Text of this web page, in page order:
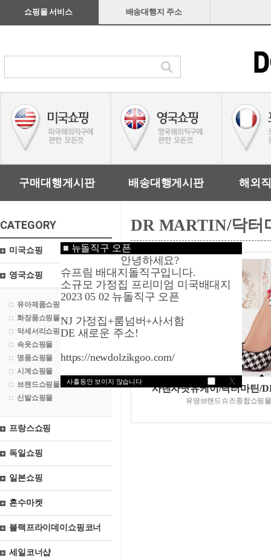
■ 뉴돌직구 오픈
안녕하세요?
슈프림 배대지돌직구입니다.
소규모 가정집 프리미엄 미국배대지
2023 05 02 뉴돌직구 오픈
NJ 가정집+룸넘버+사서함
DE 새로운 주소!
https://newdolzikgoo.com/
사흘동안 보이지 않습니다 X
쇼핑몰 서비스 배송대행지 주소
구매대행게시판 배송대행게시판 해외
CATEGORY
미국쇼핑
영국쇼핑
유아제품쇼핑몰
화장품쇼핑몰
악세서리쇼핑몰
속옷쇼핑몰
명품쇼핑몰
시계쇼핑몰
브랜드쇼핑몰
신발쇼핑몰
프랑스쇼핑
독일쇼핑
일본쇼핑
혼수마켓
블랙프라이데이쇼핑코너
세일코너샵
DR MARTIN/닥터
사렌자닷유케이/닥터마틴/
유명브랜드슈즈종합쇼핑